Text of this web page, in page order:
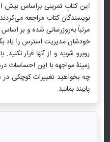
این کتابِ تمرینی براساس بیش
نویسندگان کتاب مراجعه
مرتباً به‌روزرسانی شده و بر
خودشان مدیریت استرس را یاد
روبرو شوید و از آنها فرار
زمینۀ مواجهه با این احساسات
چه بخواهید تغییرات کوچکی در
پایبند بمانید.